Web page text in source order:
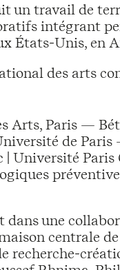
un travail de
intégrant
États-Unis, en
des arts
Arts, Paris —
de
| Université
dans une
centrale
recherche-